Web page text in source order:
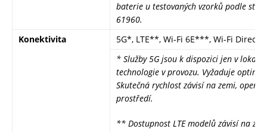
baterie u testovaných vzorků podle
61960.
Konektivita
5G*, LTE**, Wi-Fi 6E***, Wi-Fi Direct
* Služby 5G jsou k dispozici jen v
technologie v provozu. Vyžaduje
Skutečná rychlost závisí na zemi,
prostředí.
** Dostupnost LTE modelů závisí na